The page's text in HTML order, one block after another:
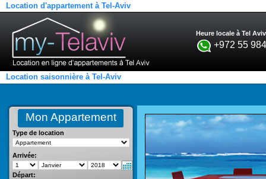
Location d'appartement à Tel-Aviv
Heure locale à Tel
+972 55
Location saisonnière à Tel-Aviv
Mon Appartement
Type de location
Arrivée:
Départ: